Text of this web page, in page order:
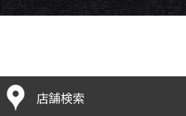
店舗検索